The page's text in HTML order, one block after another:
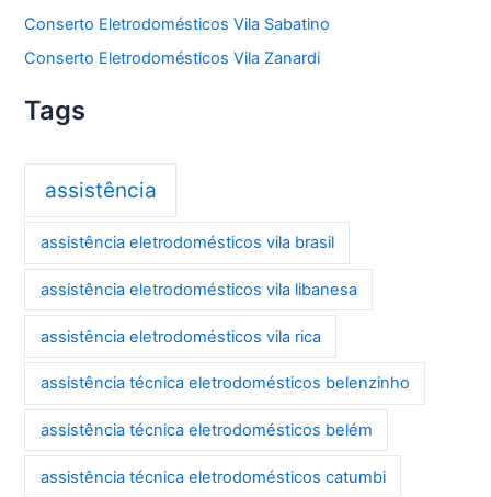
Conserto Eletrodomésticos Vila Sabatino
Conserto Eletrodomésticos Vila Zanardi
Tags
assistência
assistência eletrodomésticos vila brasil
assistência eletrodomésticos vila libanesa
assistência eletrodomésticos vila rica
assistência técnica eletrodomésticos belenzinho
assistência técnica eletrodomésticos belém
assistência técnica eletrodomésticos catumbi